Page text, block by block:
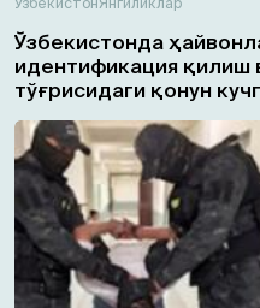
Ўзбекистонда
идентификация қилиш
тўғрисидаги қонун